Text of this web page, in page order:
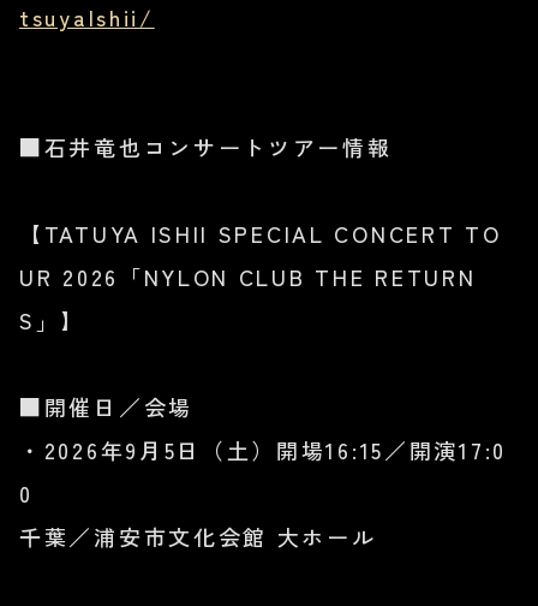
tsuyaIshii/
■石井竜也コンサートツアー情報
【TATUYA ISHII SPECIAL CONCERT TO
UR 2026「NYLON CLUB THE RETURN
S」】
■開催日／会場
・2026年9月5日（土）開場16:15／開演17:0
0
千葉／浦安市文化会館 大ホール